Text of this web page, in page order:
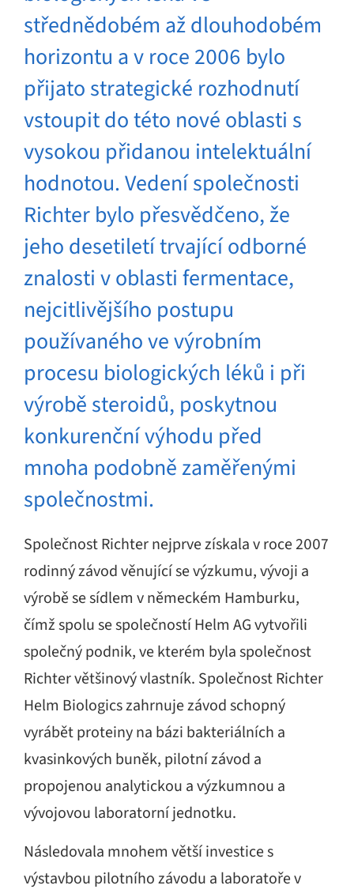
střednědobém až dlouhodobém
horizontu a v roce 2006 bylo
přijato strategické rozhodnutí
vstoupit do této nové oblasti s
vysokou přidanou intelektuální
hodnotou. Vedení společnosti
Richter bylo přesvědčeno, že
jeho desetiletí trvající odborné
znalosti v oblasti fermentace,
nejcitlivějšího postupu
používaného ve výrobním
procesu biologických léků i při
výrobě steroidů, poskytnou
konkurenční výhodu před
mnoha podobně zaměřenými
společnostmi.
Společnost Richter nejprve získala v roce 2007
rodinný závod věnující se výzkumu, vývoji a
výrobě se sídlem v německém Hamburku,
čímž spolu se společností Helm AG vytvořili
společný podnik, ve kterém byla společnost
Richter většinový vlastník. Společnost Richter
Helm Biologics zahrnuje závod schopný
vyrábět proteiny na bázi bakteriálních a
kvasinkových buněk, pilotní závod a
propojenou analytickou a výzkumnou a
vývojovou laboratorní jednotku.
Následovala mnohem větší investice s
výstavbou pilotního závodu a laboratoře v